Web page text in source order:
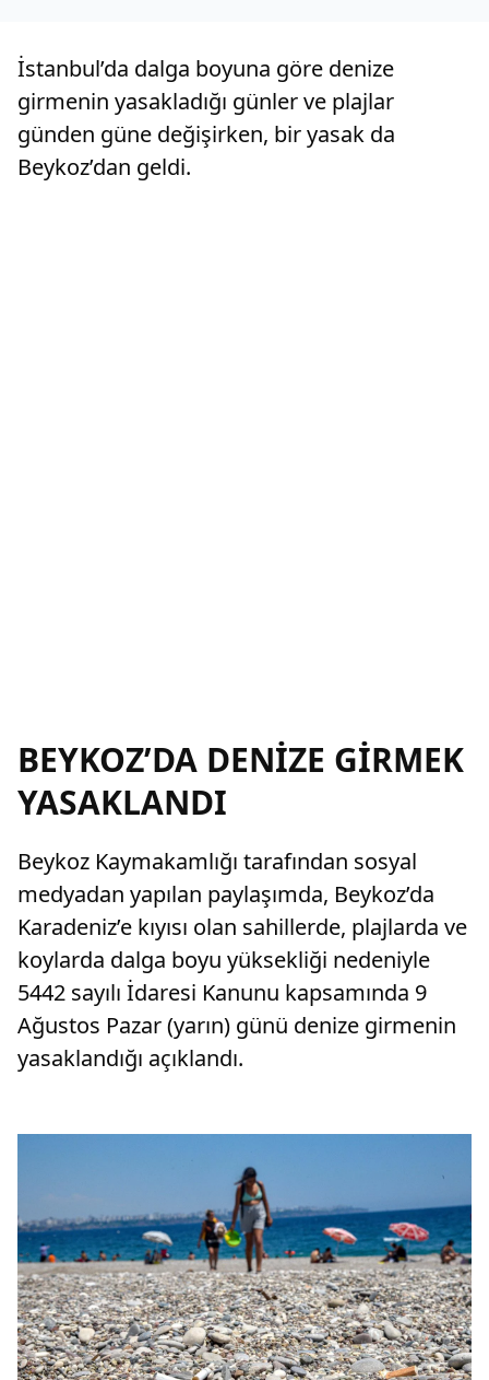
İstanbul’da dalga boyuna göre denize
girmenin yasakladığı günler ve plajlar
günden güne değişirken, bir yasak da
Beykoz’dan geldi.
BEYKOZ’DA DENİZE GİRMEK
YASAKLANDI
Beykoz Kaymakamlığı tarafından sosyal
medyadan yapılan paylaşımda, Beykoz’da
Karadeniz’e kıyısı olan sahillerde, plajlarda ve
koylarda dalga boyu yüksekliği nedeniyle
5442 sayılı İdaresi Kanunu kapsamında 9
Ağustos Pazar (yarın) günü denize girmenin
yasaklandığı açıklandı.